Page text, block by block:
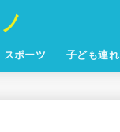
スポーツ 子ども連れ